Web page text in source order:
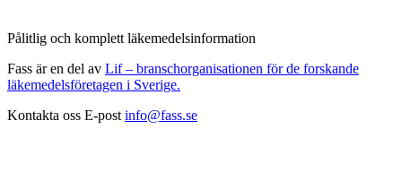
Pålitlig och komplett läkemedelsinformation
Fass är en del av Lif – branschorganisationen för de forskande
läkemedelsföretagen i Sverige.
Kontakta oss E-post info@fass.se